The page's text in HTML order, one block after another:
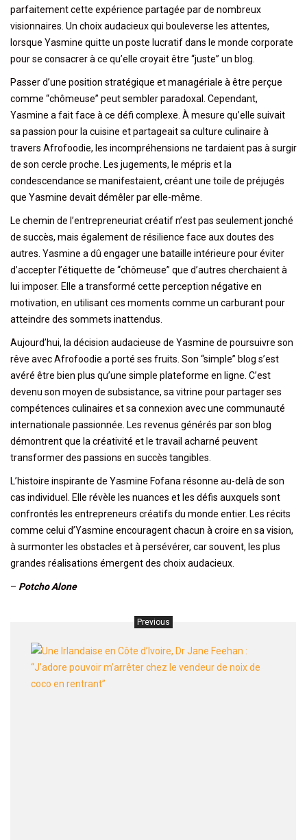
parfaitement cette expérience partagée par de nombreux
visionnaires. Un choix audacieux qui bouleverse les attentes,
lorsque Yasmine quitte un poste lucratif dans le monde corporate
pour se consacrer à ce qu’elle croyait être “juste” un blog.
Passer d’une position stratégique et managériale à être perçue
comme “chômeuse” peut sembler paradoxal. Cependant,
Yasmine a fait face à ce défi complexe. À mesure qu’elle suivait
sa passion pour la cuisine et partageait sa culture culinaire à
travers Afrofoodie, les incompréhensions ne tardaient pas à surgir
de son cercle proche. Les jugements, le mépris et la
condescendance se manifestaient, créant une toile de préjugés
que Yasmine devait démêler par elle-même.
Le chemin de l’entrepreneuriat créatif n’est pas seulement jonché
de succès, mais également de résilience face aux doutes des
autres. Yasmine a dû engager une bataille intérieure pour éviter
d’accepter l’étiquette de “chômeuse” que d’autres cherchaient à
lui imposer. Elle a transformé cette perception négative en
motivation, en utilisant ces moments comme un carburant pour
atteindre des sommets inattendus.
Aujourd’hui, la décision audacieuse de Yasmine de poursuivre son
rêve avec Afrofoodie a porté ses fruits. Son “simple” blog s’est
avéré être bien plus qu’une simple plateforme en ligne. C’est
devenu son moyen de subsistance, sa vitrine pour partager ses
compétences culinaires et sa connexion avec une communauté
internationale passionnée. Les revenus générés par son blog
démontrent que la créativité et le travail acharné peuvent
transformer des passions en succès tangibles.
L’histoire inspirante de Yasmine Fofana résonne au-delà de son
cas individuel. Elle révèle les nuances et les défis auxquels sont
confrontés les entrepreneurs créatifs du monde entier. Les récits
comme celui d’Yasmine encouragent chacun à croire en sa vision,
à surmonter les obstacles et à persévérer, car souvent, les plus
grandes réalisations émergent des choix audacieux.
– Potcho Alone
Previous